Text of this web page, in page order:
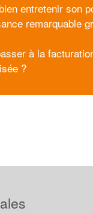
entretenir son
remarquable
à la
?